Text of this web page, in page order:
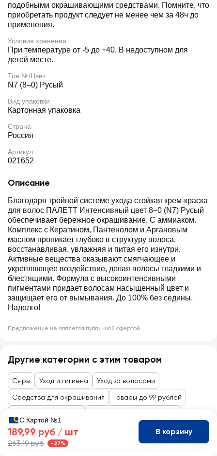
подобными окрашивающими средствами. Помните, что
приобретать продукт следует не менее чем за 48ч до
применения.
Условия хранения
При температуре от -5 до +40. В недоступном для
детей месте.
Тон №/Цвет
N7 (8–0) Русый
Вид упаковки
Картонная упаковка
Страна
Россия
Артикул
021652
Описание
Благодаря тройной системе ухода стойкая крем-краска
для волос ПАЛЕТТ Интенсивный цвет 8–0 (N7) Русый
обеспечивает бережное окрашивание. С аммиаком.
Комплекс с Кератином, Пантенолом и Аргановым
маслом проникает глубоко в структуру волоса,
восстанавливая, увлажняя и питая его изнутри.
Активные вещества оказывают смягчающее и
укрепляющее воздействие, делая волосы гладкими и
блестящими. Формула с высокоинтенсивными
пигментами придает волосам насыщенный цвет и
защищает его от вымывания. До 100% без седины.
Надолго!
Предложение не является публичной офертой
Другие категории с этим товаром
Сыры Уход и гигиена Уход за волосами
Средства для окрашивания Товары до 99 рублей
С Картой №1
189,99 руб / шт
263,19 руб -27%
В корзину